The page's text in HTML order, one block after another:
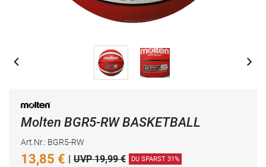
Molten BGR5-RW BASKETBALL
Art.Nr.: BGR5-RW
13,85 € | UVP 19,99 € DU SPARST 31%